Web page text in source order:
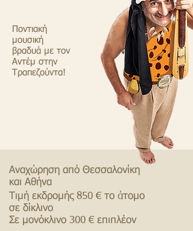
Ποντιακή
μουσική
βραδυά με τον
Αντέμ στην
Τραπεζούντα!
Αναχώρηση από Θεσσαλονίκη
και Αθήνα
Τιμή εκδρομής 850 € το ἀτομο
σε δίκλινο
Σε μονόκλινο 300 € επιπλέον